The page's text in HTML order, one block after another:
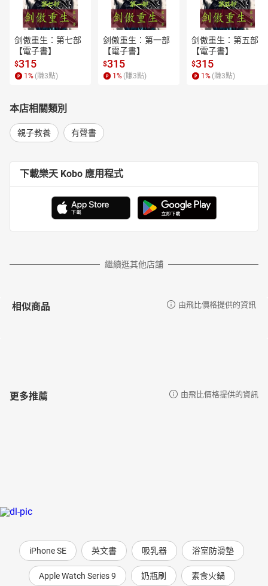
陳衛平
政治大學哲學系畢業，輔仁大學哲學研究所碩士。於一九八六
年成立天衛文化圖書股份有限公司，專門出版少年兒童圖書，現任
天衛文化圖書股份有限公司及小魯文化事業股份有限公司發行人。
在臺灣眾多少兒讀物中，獨樹一幟，力求培養中文兒童讀物寫作、
編輯人才，為文化生態奠定必要基礎。自一九八七年，中國海峽兩
率臺灣兒童文學界訪問團赴北京、天津進行座談。一九九七年上榜
讀書會」活動，以及「繪本閱讀與欣賞」觀念之普及運動，並參與
講評及討論。作品有《寫給兒童的中國歷史》(榮獲文化部優良讀物
界歷史》(榮獲文化部金鼎獎最佳兒童讀物)等。譯作有《群眾與權
力》、《國家的神話》、《世界電影史》、《羅素》、《科學的進
步與問題》等。
臺灣大學圖書館學系畢業，曾任聯合報編輯，並榮獲中國文藝
古寧頭大捷
為什麼要編《說給兒童的臺灣歷史》？
「嗯！後來倒是真的有人把荷蘭人給趕走了。」
「就是大家都知道的鄭成功啊……」
「魔鏡公公，臺灣是什麼時候開始有火車的？」
「一百多年前就有了！臺灣是全中國最早有火車的地方喔。你們知
剑傲重生：第七部
【電子書】
$315
1 % (賺3點)
剑傲重生：第一部
【電子書】
$315
1 % (賺3點)
剑傲重生：第五部
【電子書】
$315
1 % (賺3點)
本店相關類別
親子教養 有聲書
下載樂天 Kobo 應用程式
繼續逛其他店舖
相似商品 由飛比價格提供的資訊
更多推薦 由飛比價格提供的資訊
iPhone SE 英文書 吸乳器 浴室防滑墊
Apple Watch Series 9 奶瓶刷 素食火鍋